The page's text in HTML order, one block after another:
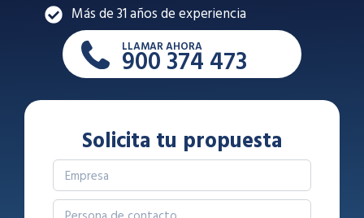
Más de 31 años de experiencia
LLAMAR AHORA
900 374 473
Solicita tu propuesta